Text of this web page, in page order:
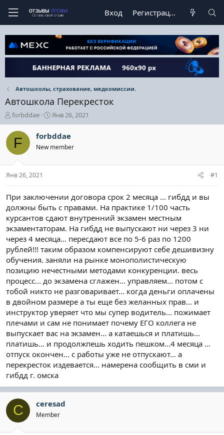
Вход Регистрация
Автошколы, страхование, медкомиссии.
Автошкола Перекресток
А
в
т
р
е
м
forbddae
Д
а
а
н
ч
а
Янв 26, 2021
F forbddae
New member
Янв 26, 2021 #1
При заключении договора срок 2 месяца ... гибдд и вы
должны быть с правами. На практике 1/100 часть
курсантов сдают внутренний экзамен местным
экзаментаторам. На гибдд не выпускают ни через 3 ни
через 4 месяца... пересдают все по 5-6 раз по 1200
рублей!!! таким образом компенсируют себе дешивизну
обучения. заняли на рынке монополистическую
позицию нечестными методами конкуренции. весь
процесс... до экзамена сглажен... управляем... потом с
тобой никто не разговаривает... когда деньги оплачены
в двойном размере а ты еще без желанных прав... и
инструктор уверяет что мы супер водитель... пожимает
плечами и сам не понимает почему ЕГО коллега не
выпускает вас на экзамен... а катаешься и платишь...
платишь... и продолжпешь ходить пешком...4 месяца ...
отпуск окончен... с работы уже не отпускают... а
перекресток издевается... намерена сообщить в сми и
гибдд г. омска
C ceresad
Member